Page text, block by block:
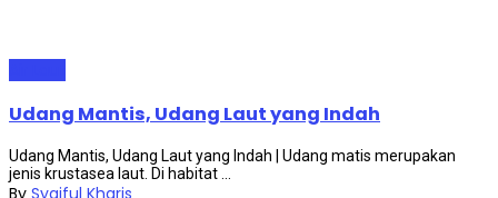
Udang Mantis, Udang Laut yang Indah
Udang Mantis, Udang Laut yang Indah | Udang matis merupakan
jenis krustasea laut. Di habitat ...
By Syaiful Kharis